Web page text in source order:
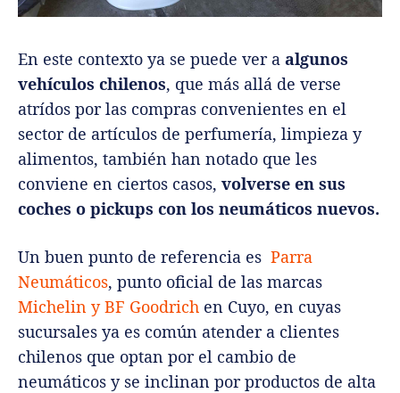
En este contexto ya se puede ver a algunos
vehículos chilenos, que más allá de verse
atrídos por las compras convenientes en el
sector de artículos de perfumería, limpieza y
alimentos, también han notado que les
conviene en ciertos casos, volverse en sus
coches o pickups con los neumáticos nuevos.
Un buen punto de referencia es Parra
Neumáticos, punto oficial de las marcas
Michelin y BF Goodrich en Cuyo, en cuyas
sucursales ya es común atender a clientes
chilenos que optan por el cambio de
neumáticos y se inclinan por productos de alta